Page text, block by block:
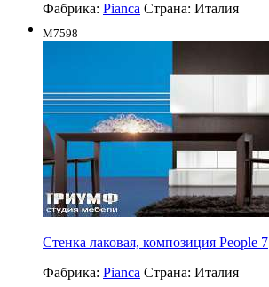
Фабрика: Pianca Страна: Италия
M7598
Стенка лаковая, композиция People 7
Фабрика: Pianca Страна: Италия